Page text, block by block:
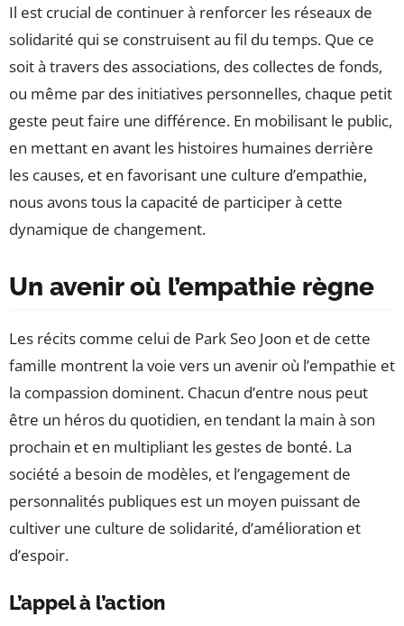
Il est crucial de continuer à renforcer les réseaux de
solidarité qui se construisent au fil du temps. Que ce
soit à travers des associations, des collectes de fonds,
ou même par des initiatives personnelles, chaque petit
geste peut faire une différence. En mobilisant le public,
en mettant en avant les histoires humaines derrière
les causes, et en favorisant une culture d’empathie,
nous avons tous la capacité de participer à cette
dynamique de changement.
Un avenir où l’empathie règne
Les récits comme celui de Park Seo Joon et de cette
famille montrent la voie vers un avenir où l’empathie et
la compassion dominent. Chacun d’entre nous peut
être un héros du quotidien, en tendant la main à son
prochain et en multipliant les gestes de bonté. La
société a besoin de modèles, et l’engagement de
personnalités publiques est un moyen puissant de
cultiver une culture de solidarité, d’amélioration et
d’espoir.
L’appel à l’action